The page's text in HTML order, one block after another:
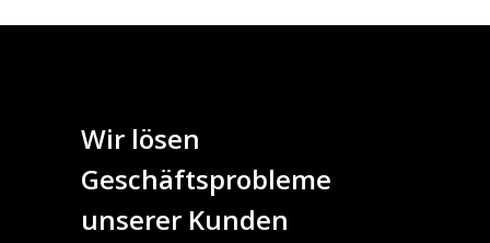
Wir lösen
Geschäftsprobleme
unserer Kunden